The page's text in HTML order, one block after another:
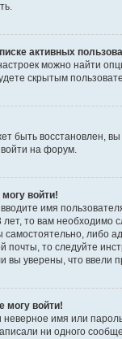
активных
можно найти
скрытым
быть восстановлен,
на форум.
войти!
имя
то вам необходимо
либо
почты, то следуйте
вы уверены, что
могу войти!
имя или
ни одного